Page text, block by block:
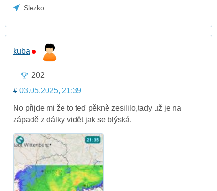
Slezko
kuba
202
# 03.05.2025, 21:39
No přijde mi že to teď pěkně zesililo,tady už je na
západě z dálky vidět jak se blýská.